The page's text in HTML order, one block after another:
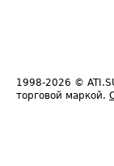
1998-2026 ©
торговой маркой.